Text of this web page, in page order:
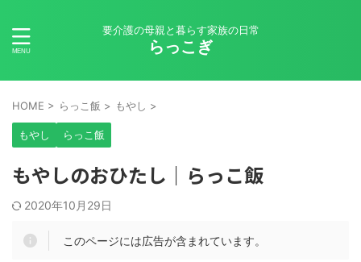
要介護の母親と暮らす家族の日常
らっこぎ
HOME > らっこ飯 > もやし >
もやし らっこ飯
もやしのおひたし｜らっこ飯
2020年10月29日
このページには広告が含まれています。